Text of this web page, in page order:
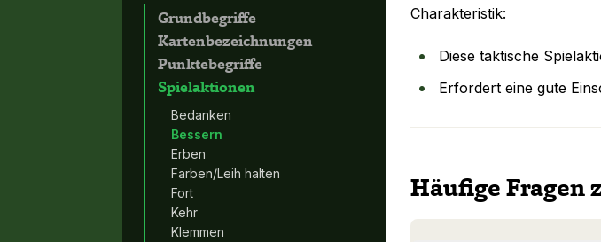
Grundbegriffe
Kartenbezeichnungen
Punktebegriffe
Spielaktionen
Bedanken
Bessern
Erben
Farben/Leih halten
Fort
Kehr
Klemmen
Charakteristik:
Diese taktische
Erfordert eine gute
Häufige Fragen